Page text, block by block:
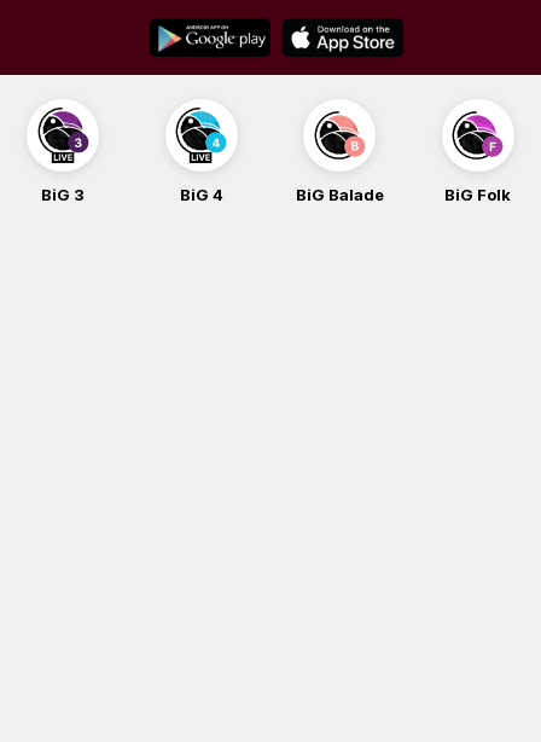
content
BiG 3 BiG 4 BiG Balade BiG Folk